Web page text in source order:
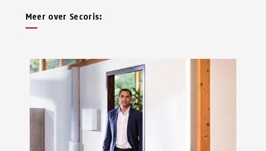
Meer over Secoris: